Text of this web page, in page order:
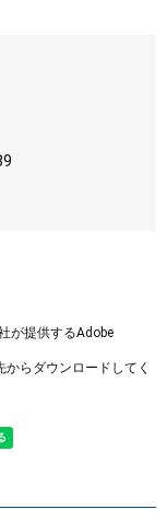
が提供するAdobe
らダウンロードしてく